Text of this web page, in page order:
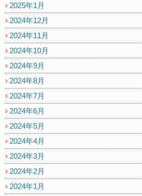
2025年1月
2024年12月
2024年11月
2024年10月
2024年9月
2024年8月
2024年7月
2024年6月
2024年5月
2024年4月
2024年3月
2024年2月
2024年1月